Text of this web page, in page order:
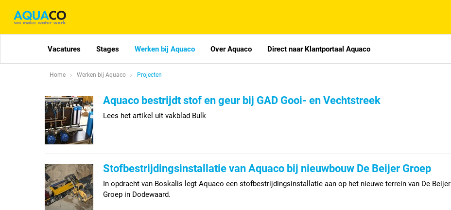
Vacatures Stages Werken bij Aquaco Over Aquaco Direct naar Klantportaal Aquaco
Home Werken bij Aquaco Projecten
Aquaco bestrijdt stof en geur bij GAD Gooi- en Vechtstreek
Lees het artikel uit vakblad Bulk
Stofbestrijdingsinstallatie van Aquaco bij nieuwbouw De Beijer Groep
In opdracht van Boskalis legt Aquaco een stofbestrijdingsinstallatie aan op het nieuwe terrein van De Beijer
Groep in Dodewaard.